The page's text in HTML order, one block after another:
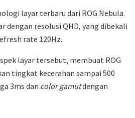
layar terbaru dari ROG Nebula.
dengan resolusi QHD, yang dibekali
rate 120Hz.
layar tersebut, membuat ROG
tingkat kecerahan sampai 500
3ms dan color gamutdengan